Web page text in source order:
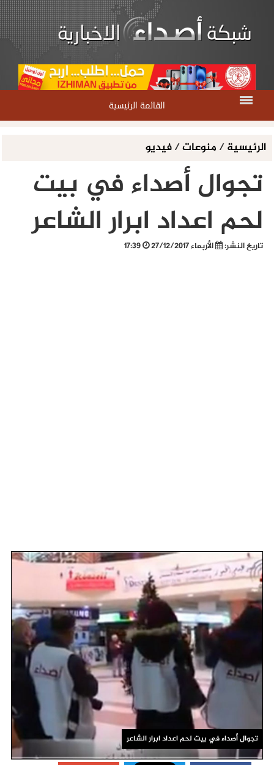
القائمة الرئيسية
الرئيسية/ منوعات/فيديو
تجوال أصداء في بيت
لحم اعداد ابرار الشاعر
تاريخ النشر: الأربعاء 27/12/2017
تجوال أصداء في بيت لحم اعداد ابرار الشاعر